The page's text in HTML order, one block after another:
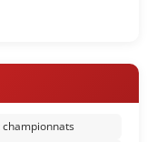
championnats